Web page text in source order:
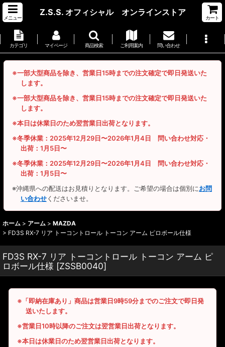
メニュー
Z.S.S. オフィシャル オンラインストア
カート
カテゴリ マイページ 商品検索 ご利用案内 問い合わせ
※一部大型商品を除き、営業日15時までの注文確定で即日発送いた
します。
※一部大型商品を除き、営業日15時までの注文確定で即日発送いた
します。
※本日は休業日のため翌営業日出荷となります。
※冬季休業：2025年12月29日〜2026年1月4日 問い合わせ対応・
出荷：1月5日〜
※冬季休業：2025年12月29日〜2026年1月4日 問い合わせ対応・
出荷：1月5日〜
※沖縄県への配送はお見積りとなります。ご希望の場合は個別にお問
い合わせくださいませ。
ホーム > アーム > MAZDA
> FD3S RX-7 リア トーコントロール トーコン アーム ピロボール仕様
FD3S RX-7 リア トーコントロール トーコン アーム ピ
ロボール仕様 [ZSSB0040]
※「即納在庫あり」商品は営業日9時59分までのご注文で即日発
送いたします。
※営業日10時以降のご注文は翌営業日出荷となります。
※本日は休業日のため翌営業日出荷となります。